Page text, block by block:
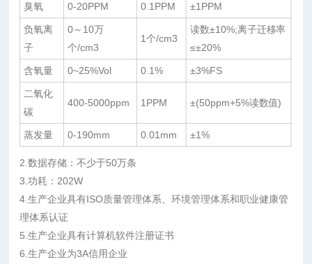
臭氧 0-20PPM 0.1PPM ±1PPM
负氧离
子
0～10万
个/cm3
1个/cm3
读数±10%;离子迁移率
≤±20%
含氧量 0~25%Vol 0.1% ±3%FS
二氧化
碳
400-5000ppm 1PPM ±(50ppm+5%读数值)
蒸发量 0-190mm 0.01mm ±1%
2.数据存储：不少于50万条
3.功耗：202W
4.生产企业具有ISO质量管理体系、环境管理体系和职业健康管
理体系认证
5.生产企业具有计算机软件注册证书
6.生产企业为3A信用企业